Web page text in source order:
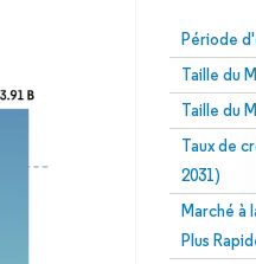
Période
Taille du
Taille du
Taux de
2031)
Marché à
Plus
La réutilisation nécessite une